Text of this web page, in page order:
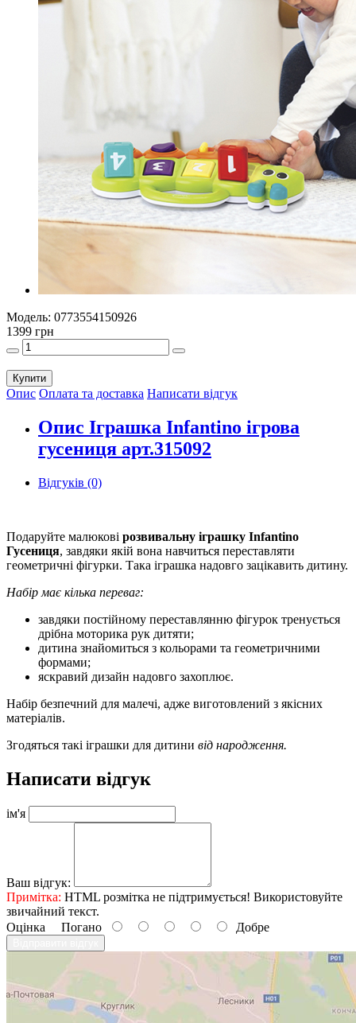
Модель: 0773554150926
1399 грн
Купити
Опис Оплата та доставка Написати відгук
Опис Іграшка Infantino ігрова
гусениця арт.315092
Відгуків (0)
Подаруйте малюкові розвивальну іграшку Infantino
Гусениця, завдяки якій вона навчиться переставляти
геометричні фігурки. Така іграшка надовго зацікавить дитину.
Набір має кілька переваг:
завдяки постійному переставлянню фігурок тренується
дрібна моторика рук дитяти;
дитина знайомиться з кольорами та геометричними
формами;
яскравий дизайн надовго захоплює.
Набір безпечний для малечі, адже виготовлений з якісних
матеріалів.
Згодяться такі іграшки для дитини від народження.
Написати відгук
ім'я
Ваш відгук:
Примітка: HTML розмітка не підтримується! Використовуйте
звичайний текст.
Оцінка Погано Добре